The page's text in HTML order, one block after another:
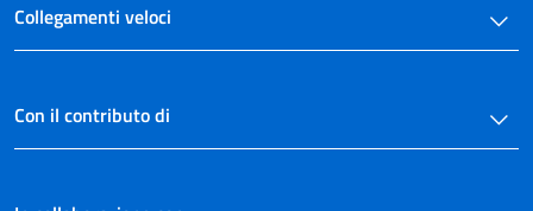
Collegamenti veloci
Con il contributo di